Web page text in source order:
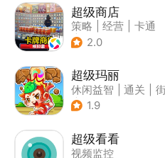
超级商店
策略 经营
卡通
| 休闲益智
2.0
超级玛丽
休闲益智 通关
| 儿童游戏
1.9
超级看看
视频监控